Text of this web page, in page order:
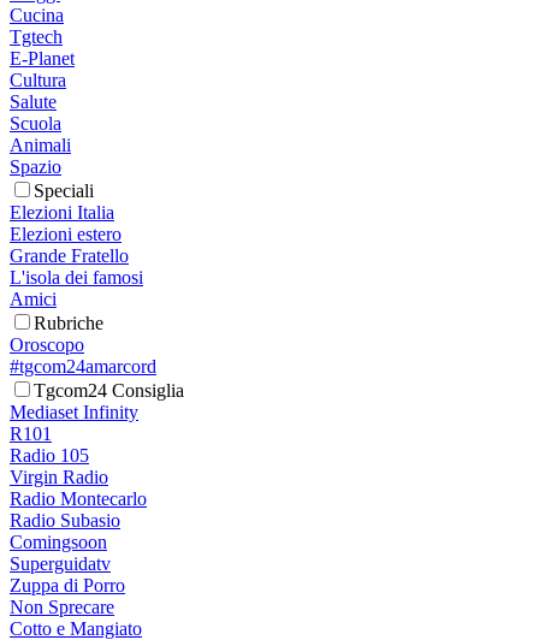
Cucina
Tgtech
E-Planet
Cultura
Salute
Scuola
Animali
Spazio
Speciali
Elezioni Italia
Elezioni estero
Grande Fratello
L'isola dei famosi
Amici
Rubriche
Oroscopo
#tgcom24amarcord
Tgcom24 Consiglia
Mediaset Infinity
R101
Radio 105
Virgin Radio
Radio Montecarlo
Radio Subasio
Comingsoon
Superguidatv
Zuppa di Porro
Non Sprecare
Cotto e Mangiato